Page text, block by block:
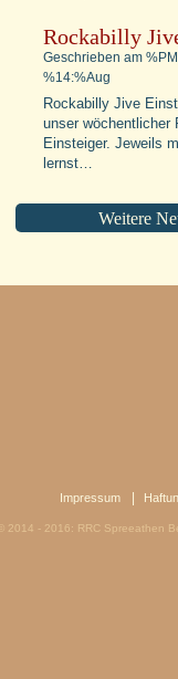
Rockabilly
Geschrieben am
%14:%Aug
Rockabilly Jive
unser wöchentlicher
Einsteiger. Jeweils
lernst…
Weitere
Impressum
© 2014 - 2016: RRC Spreeathen